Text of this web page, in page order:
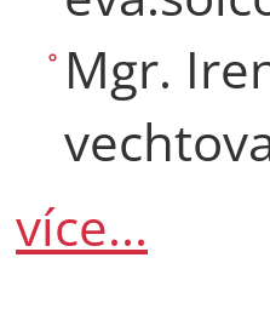
Mgr.
více...